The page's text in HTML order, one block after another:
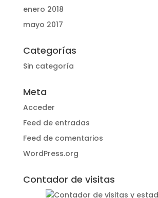
enero 2018
mayo 2017
Categorías
Sin categoría
Meta
Acceder
Feed de entradas
Feed de comentarios
WordPress.org
Contador de visitas